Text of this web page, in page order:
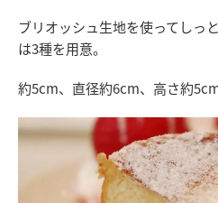
ブリオッシュ生地を使ってしっ
は3種を用意。
約5cm、直径約6cm、高さ約